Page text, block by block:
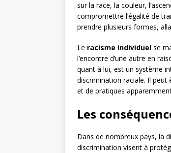
sur la race, la couleur,
compromettre l’égalité de
prendre plusieurs formes,
Le racisme individuel se
l’encontre d’une autre en
quant à lui, est un système
discrimination raciale. Il
et de pratiques
Les
Dans de nombreux pays, la
discrimination visent à